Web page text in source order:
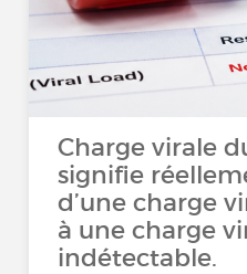
Charge virale
signifie
d’une charge
à une charge
indétectable.